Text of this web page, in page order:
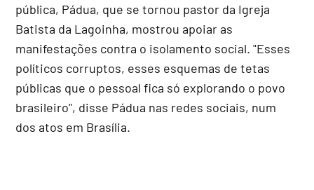
pública, Pádua, que se tornou pastor da Igreja
Batista da Lagoinha, mostrou apoiar as
manifestações contra o isolamento social. "Esses
políticos corruptos, esses esquemas de tetas
públicas que o pessoal fica só explorando o povo
brasileiro", disse Pádua nas redes sociais, num
dos atos em Brasília.